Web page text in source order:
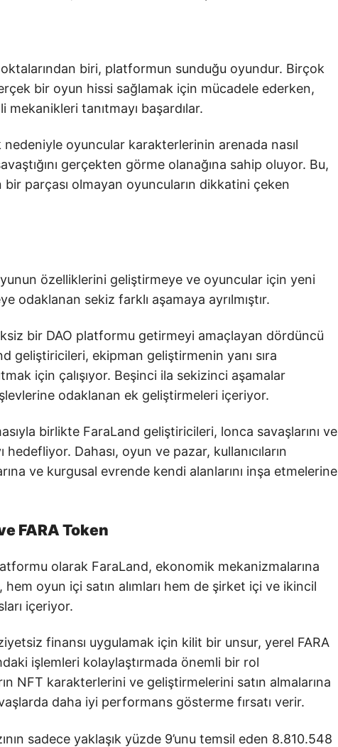
biri, platformun sunduğu oyundur. Birçok
bir oyun hissi sağlamak için mücadele ederken,
tanıtmayı başardılar.
oyuncular karakterlerinin arenada nasıl
gerçekten görme olanağına sahip oluyor. Bu,
parçası olmayan oyuncuların dikkatini çeken
özelliklerini geliştirmeye ve oyuncular için yeni
odaklanan sekiz farklı aşamaya ayrılmıştır.
bir DAO platformu getirmeyi amaçlayan dördüncü
geliştiricileri, ekipman geliştirmenin yanı sıra
için çalışıyor. Beşinci ila sekizinci aşamalar
odaklanan ek geliştirmeleri içeriyor.
birlikte FaraLand geliştiricileri, lonca savaşlarını ve
hedefliyor. Dahası, oyun ve pazar, kullanıcıların
ve kurgusal evrende kendi alanlarını inşa etmelerine
FARA Token
olarak FaraLand, ekonomik mekanizmalarına
hem oyun içi satın alımları hem de şirket içi ve ikincil
içeriyor.
finansı uygulamak için kilit bir unsur, yerel FARA
işlemleri kolaylaştırmada önemli bir rol
NFT karakterlerini ve geliştirmelerini satın almalarına
daha iyi performans gösterme fırsatı verir.
sadece yaklaşık yüzde 9’unu temsil eden 8.810.548